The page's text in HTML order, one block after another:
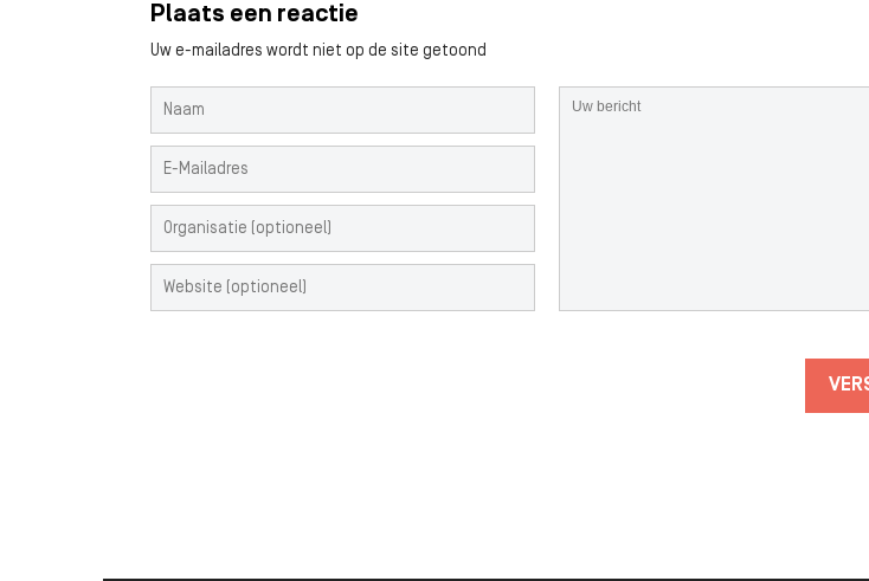
Plaats een reactie
Uw e-mailadres wordt niet op de site getoond